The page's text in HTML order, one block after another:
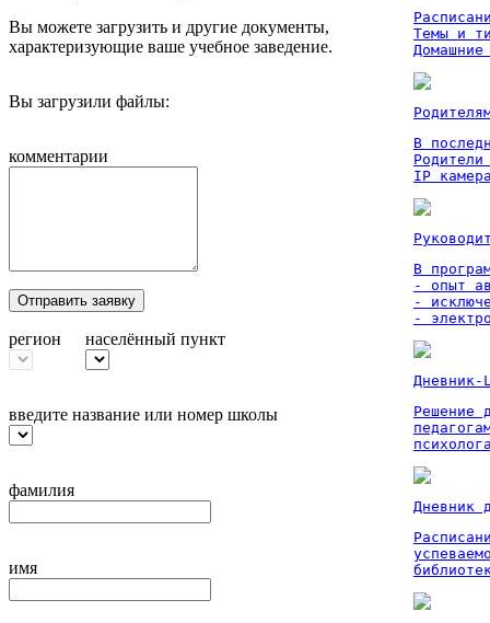
Вы можете загрузить и другие документы,
характеризующие ваше учебное заведение.
Вы загрузили файлы:
комментарии
Отправить заявку
регион населённый пункт
введите название или номер школы
фамилия
имя
Темы и
Домашние
В
IP
В
- опыт
-
-
Дневник-
Решение
Дневник